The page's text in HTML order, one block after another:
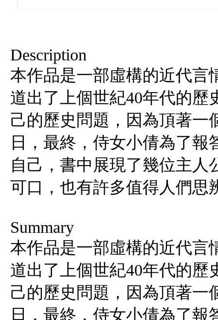
Description
本作品是一部虛構的近代言
道出了上個世紀40年代的
己的歷史問題，因為頂著一
日，最終，侍女小倩為了
自己，書中展現了幾位主人
可口，也有許多值得人們思
Summary
本作品是一部虛構的近代言
道出了上個世紀40年代的
己的歷史問題，因為頂著一
日，最終，侍女小倩為了